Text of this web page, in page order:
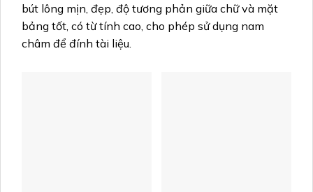
bút lông mịn, đẹp, độ tương phản giữa chữ và mặt
bảng tốt, có từ tính cao, cho phép sử dụng nam
châm để đính tài liệu.